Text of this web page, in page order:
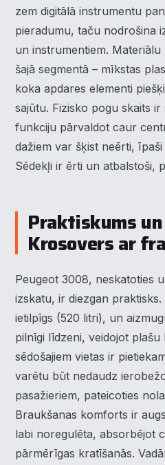
zem digitālā instrumentu
pieradumu, taču nodrošina
un instrumentiem. Materiālu
šajā segmentā – mīkstas
koka apdares elementi
sajūtu. Fizisko pogu skaits
funkciju pārvaldot caur
dažiem var šķist neērti,
Sēdekļi ir ērti un atbalstoši,
Praktiskums
Krosovers ar
Peugeot 3008, neskatoties
izskatu, ir diezgan
ietilpīgs (520 litri), un
pilnīgi līdzeni, veidojot
sēdošajiem vietas ir
varētu būt nedaudz
pasažieriem, pateicoties
Braukšanas komforts ir
labi noregulēta, absorbējot
pārmērīgas kratīšanās.